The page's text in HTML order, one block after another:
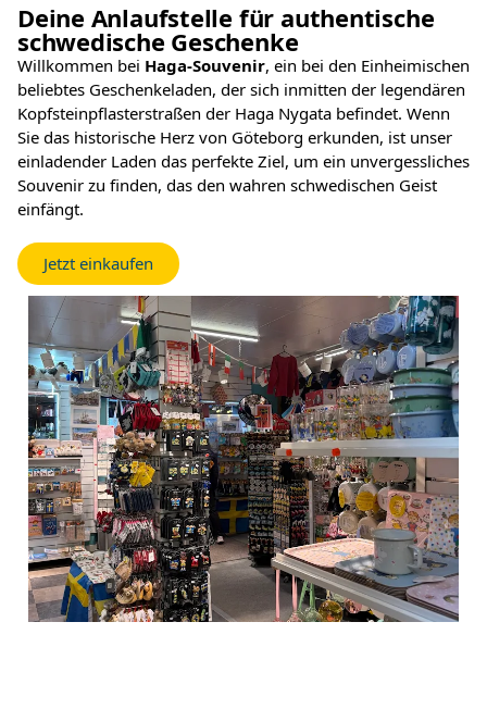
Deine Anlaufstelle für authentische
schwedische Geschenke
Willkommen bei Haga-Souvenir, ein bei den Einheimischen
beliebtes Geschenkeladen, der sich inmitten der legendären
Kopfsteinpflasterstraßen der Haga Nygata befindet. Wenn
Sie das historische Herz von Göteborg erkunden, ist unser
einladender Laden das perfekte Ziel, um ein unvergessliches
Souvenir zu finden, das den wahren schwedischen Geist
einfängt.
Jetzt einkaufen